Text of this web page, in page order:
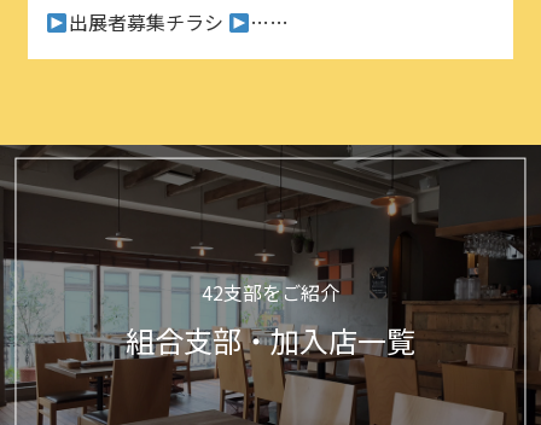
出展者募集チラシ
……
42支部をご紹介
組合支部・加入店一覧